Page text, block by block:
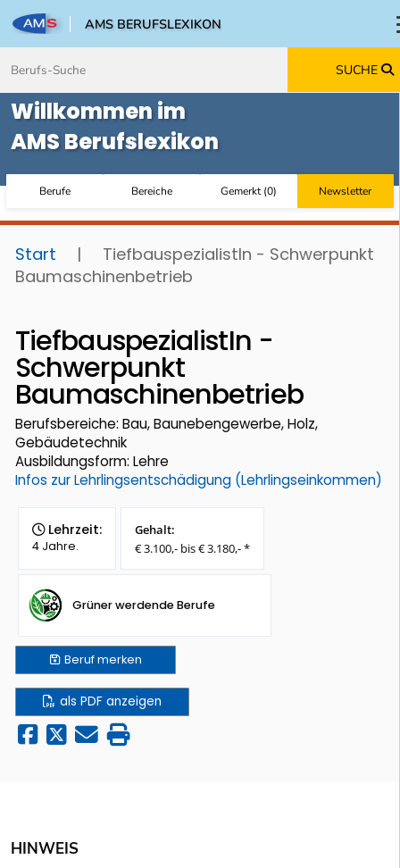
AMS BERUFSLEXIKON
SUCHE
Willkommen im
AMS Berufslexikon
Berufe Bereiche Gemerkt(0) Newsletter
Start |
TiefbauspezialistIn - Schwerpunkt
Baumaschinenbetrieb
TiefbauspezialistIn -
Schwerpunkt
Baumaschinenbetrieb
Berufsbereiche: Bau, Baunebengewerbe, Holz,
Gebäudetechnik
Ausbildungsform: Lehre
Infos zur Lehrlingsentschädigung (Lehrlingseinkommen)
Lehrzeit:
4 Jahre.
Gehalt:
€ 3.100,- bis € 3.180,- *
Grüner werdende Berufe
Berufmerken
als PDF anzeigen
HINWEIS